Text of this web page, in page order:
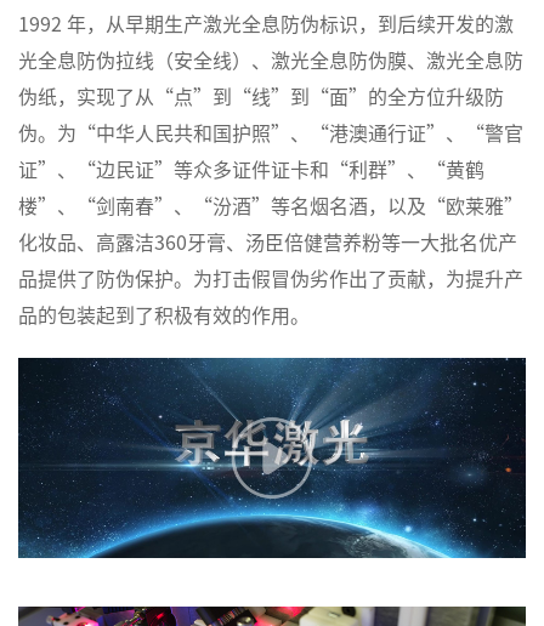
1992 年，从早期生产激光全息防伪标识，到后续开发的激
光全息防伪拉线（安全线）、激光全息防伪膜、激光全息防
伪纸，实现了从“点”到“线”到“面”的全方位升级防
伪。为“中华人民共和国护照”、“港澳通行证”、“警官
证”、“边民证”等众多证件证卡和“利群”、“黄鹤
楼”、“剑南春”、“汾酒”等名烟名酒，以及“欧莱雅”
化妆品、高露洁360牙膏、汤臣倍健营养粉等一大批名优产
品提供了防伪保护。为打击假冒伪劣作出了贡献，为提升产
品的包装起到了积极有效的作用。